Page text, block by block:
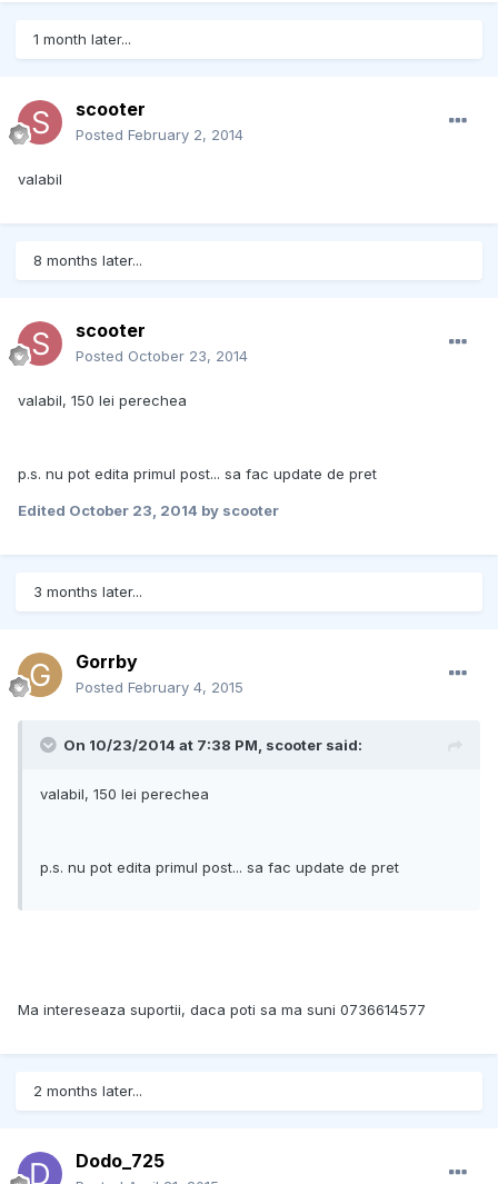
1 month later...
scooter
Posted February 2, 2014
valabil
8 months later...
scooter
Posted October 23, 2014
valabil, 150 lei perechea
p.s. nu pot edita primul post... sa fac update de pret
Edited October 23, 2014 by scooter
3 months later...
Gorrby
Posted February 4, 2015
On 10/23/2014 at 7:38 PM, scooter said:
valabil, 150 lei perechea
p.s. nu pot edita primul post... sa fac update de pret
Ma intereseaza suportii, daca poti sa ma suni 0736614577
2 months later...
Dodo_725